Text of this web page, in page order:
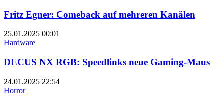
Fritz Egner: Comeback auf mehreren Kanälen
25.01.2025 00:01
Hardware
DECUS NX RGB: Speedlinks neue Gaming-Maus
24.01.2025 22:54
Horror